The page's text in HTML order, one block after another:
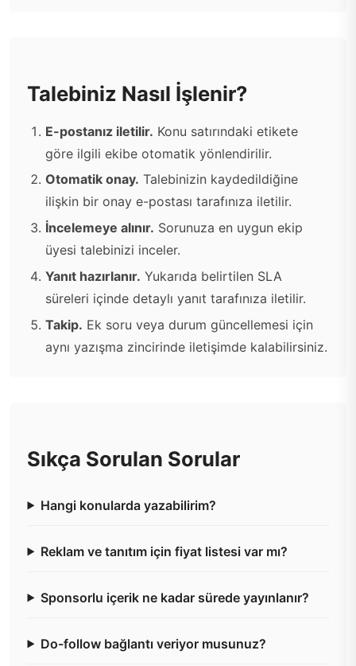
Talebiniz Nasıl İşlenir?
E-postanız iletilir. Konu satırındaki etikete
göre ilgili ekibe otomatik yönlendirilir.
Otomatik onay. Talebinizin kaydedildiğine
ilişkin bir onay e-postası tarafınıza iletilir.
İncelemeye alınır. Sorunuza en uygun ekip
üyesi talebinizi inceler.
Yanıt hazırlanır. Yukarıda belirtilen SLA
süreleri içinde detaylı yanıt tarafınıza iletilir.
Takip. Ek soru veya durum güncellemesi için
aynı yazışma zincirinde iletişimde kalabilirsiniz.
Sıkça Sorulan Sorular
Hangi konularda yazabilirim?
Reklam ve tanıtım için fiyat listesi var mı?
Sponsorlu içerik ne kadar sürede yayınlanır?
Do-follow bağlantı veriyor musunuz?